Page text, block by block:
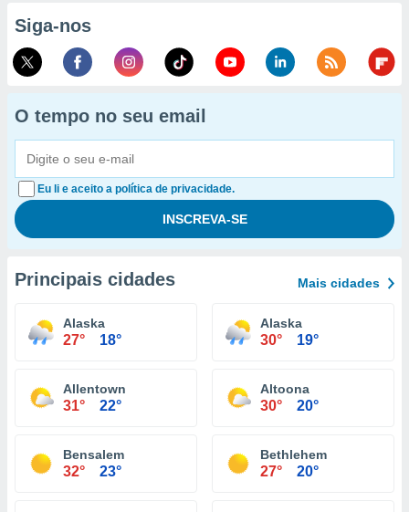
Siga-nos
O tempo no seu email
Eu li e aceito a política de privacidade.
Principais cidades Mais cidades
Alaska
27° 18°
Alaska
30° 19°
Allentown
31° 22°
Altoona
30° 20°
Bensalem
32° 23°
Bethlehem
27° 20°